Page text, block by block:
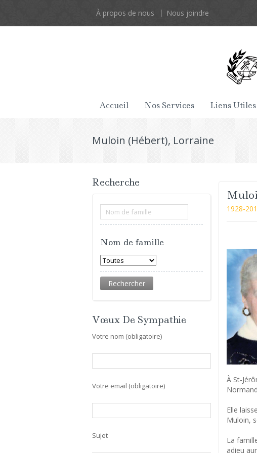
À propos de nous Nous joindre
Accueil Nos Services Liens Utiles
Muloin (Hébert), Lorraine
1928-
À St-
Elle
Muloin,
La
adieu
Recherche
Nom de famille
Vœux De Sympathie
Votre nom (obligatoire)
Votre email (obligatoire)
Sujet